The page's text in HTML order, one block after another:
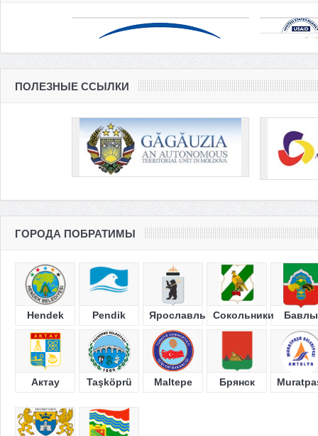
ПОЛЕЗНЫЕ ССЫЛКИ
ГОРОДА ПОБРАТИМЫ
Hendek Pendik Ярославль Сокольники Бавлы
Актау Taşköprü Maltepe Брянск